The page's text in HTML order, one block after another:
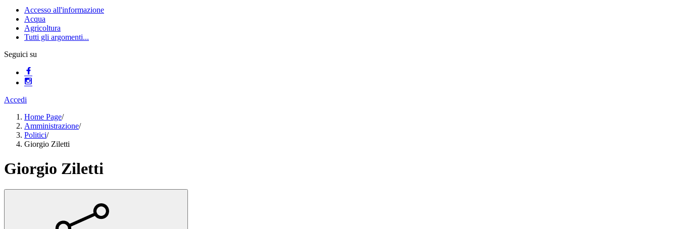
Accesso all'informazione
Acqua
Agricoltura
Tutti gli argomenti...
Seguici su
Accedi
Home Page/
Amministrazione/
Politici/
Giorgio Ziletti
Giorgio Ziletti